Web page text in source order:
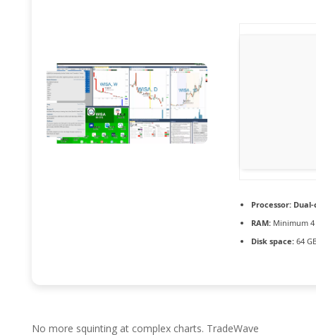
Processor:Dual-
RAM:Minimum 4
Disk space:64
No more squinting at complex charts. TradeWave